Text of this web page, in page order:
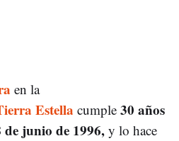
en la
Estella cumple 30 años
de junio de 1996, y lo hace